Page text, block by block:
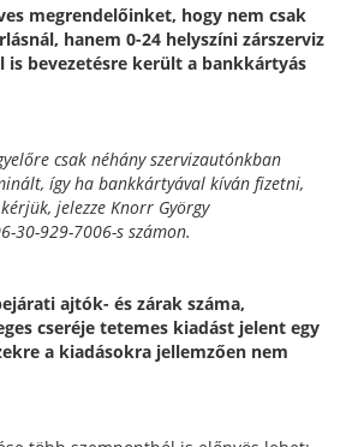
megrendelőinket, hogy nem csak
hanem 0-24 helyszíni zárszerviz
is bevezetésre került a bankkártyás
csak néhány szervizautónkban
így ha bankkártyával kíván fizetni,
jelezze Knorr György
30-929-7006-s számon.
ajtók- és zárak száma,
cseréje tetemes kiadást jelent egy
a kiadásokra jellemzően nem